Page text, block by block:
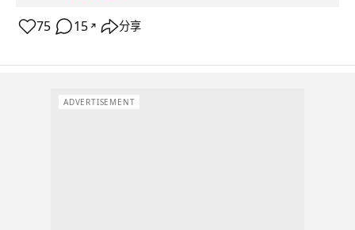
75 15 ↗ 分享
ADVERTISEMENT